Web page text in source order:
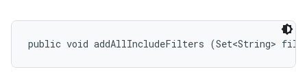
public void addAllIncludeFilters (Set<String>